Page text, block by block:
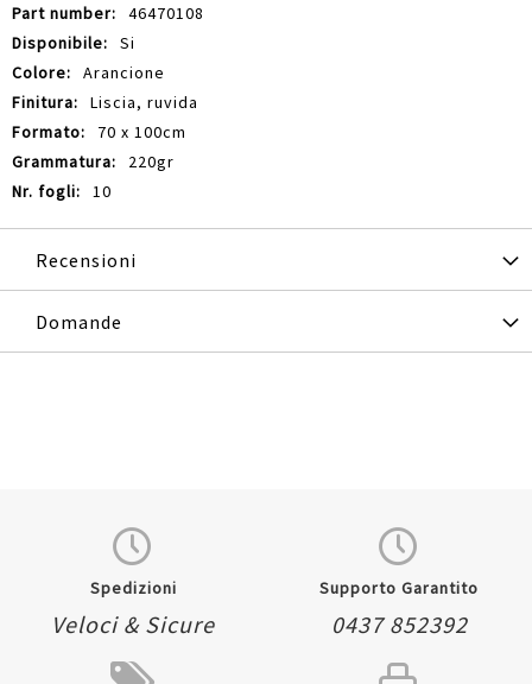
46470108
Si
Arancione
Liscia, ruvida
70 x 100cm
220gr
10
Recensioni
Domande
Spedizioni
Veloci & Sicure
Supporto Garantito
0437 852392